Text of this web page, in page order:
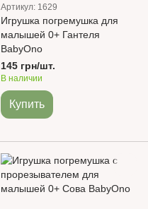
Артикул: 1629
Игрушка погремушка для
малышей 0+ Гантеля
BabyOno
145 грн/шт.
В наличии
Купить